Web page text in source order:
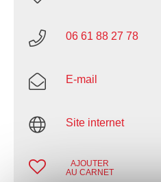
06 61 88 27 78
E-mail
Site internet
AJOUTER
AU CARNET